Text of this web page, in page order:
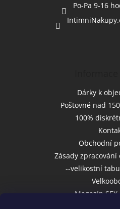
Po-Pa 9-16
Dárky k
Poštovné nad
100%
Obchodní
Zásady
--velikostní
Magazín SEX